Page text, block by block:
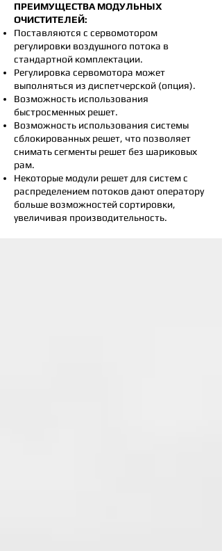
ПРЕИМУЩЕСТВА МОДУЛЬНЫХ
ОЧИСТИТЕЛЕЙ:
Поставляются с сервомотором
регулировки воздушного потока в
стандартной комплектации.
Регулировка сервомотора может
выполняться из диспетчерской (опция).
Возможность использования
быстросменных решет.
Возможность использования системы
сблокированных решет, что позволяет
снимать сегменты решет без шариковых
рам.
Некоторые модули решет для систем с
распределением потоков дают оператору
больше возможностей сортировки,
увеличивая производительность.